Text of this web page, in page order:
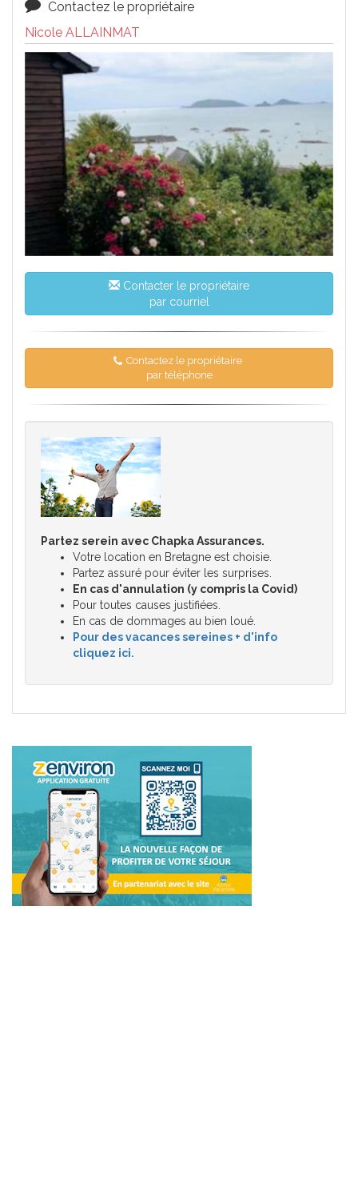
Contactez le propriétaire
Nicole ALLAINMAT
Contacter le propriétaire
par courriel
Contactez le propriétaire
par téléphone
Partez serein avec Chapka Assurances.
Votre location en Bretagne est choisie.
Partez assuré pour éviter les surprises.
En cas d'annulation (y compris la Covid)
Pour toutes causes justifiées.
En cas de dommages au bien loué.
Pour des vacances sereines + d'info
cliquez ici.